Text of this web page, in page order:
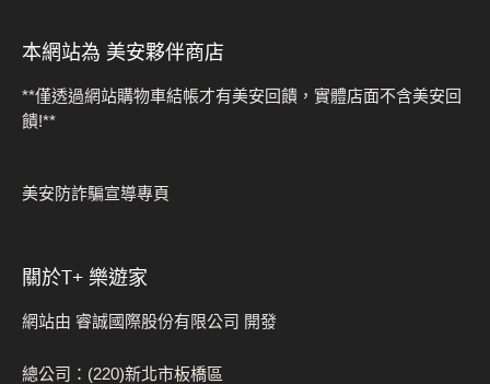
本網站為 美安夥伴商店
**僅透過網站購物車結帳才有美安回饋，實體店面不含美安回
饋!**
美安防詐騙宣導專頁
關於t+ 樂遊家
網站由 睿誠國際股份有限公司 開發
總公司：(220)新北市板橋區